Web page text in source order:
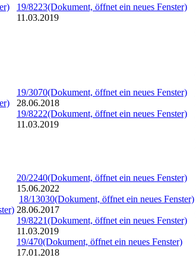
19/8223(Dokument, öffnet ein neues Fenster)
11.03.2019
19/3070(Dokument, öffnet ein neues Fenster)
28.06.2018
19/8222(Dokument, öffnet ein neues Fenster)
11.03.2019
20/2240(Dokument, öffnet ein neues Fenster)
15.06.2022
18/13030(Dokument, öffnet ein neues Fenster)
28.06.2017
19/8221(Dokument, öffnet ein neues Fenster)
11.03.2019
19/470(Dokument, öffnet ein neues Fenster)
17.01.2018